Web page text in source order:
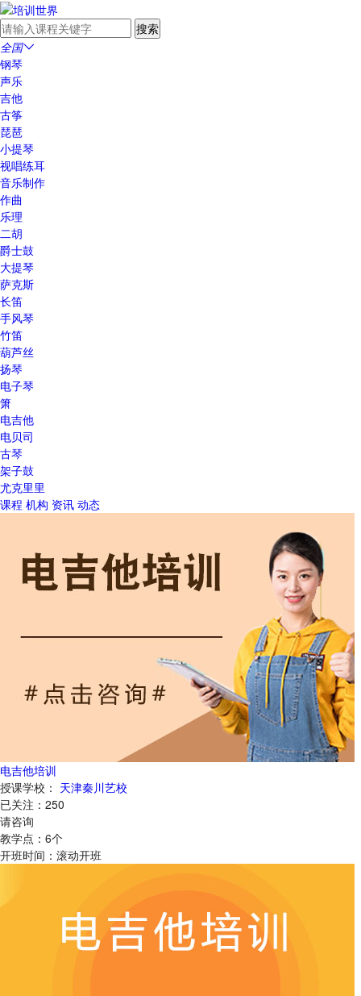
全国
钢琴
声乐
吉他
古筝
琵琶
小提琴
视唱练耳
音乐制作
作曲
乐理
二胡
爵士鼓
大提琴
萨克斯
长笛
手风琴
竹笛
葫芦丝
扬琴
电子琴
箫
电吉他
电贝司
古琴
架子鼓
尤克里里
课程 机构 资讯 动态
电吉他培训
授课学校： 天津秦川艺校
已关注： 250
请咨询
教学点： 6个
开班时间： 滚动开班